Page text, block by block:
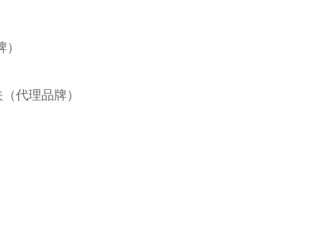
代理品牌）